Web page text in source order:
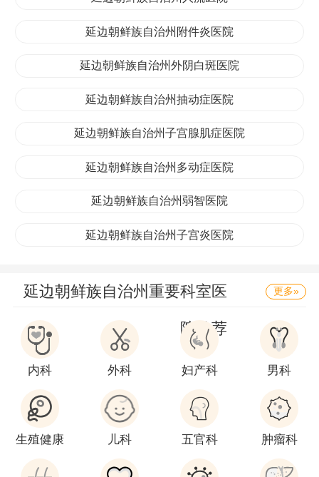
延边朝鲜族自治州附件炎医院
延边朝鲜族自治州外阴白斑医院
延边朝鲜族自治州抽动症医院
延边朝鲜族自治州子宫腺肌症医院
延边朝鲜族自治州多动症医院
延边朝鲜族自治州弱智医院
延边朝鲜族自治州子宫炎医院
延边朝鲜族自治州重要科室医
院推荐
更多»
内科 外科 妇产科 男科
生殖健康 儿科 五官科 肿瘤科